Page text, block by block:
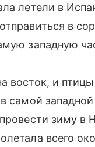
летели в
в
западную
восток, и
самой
зиму в
всего